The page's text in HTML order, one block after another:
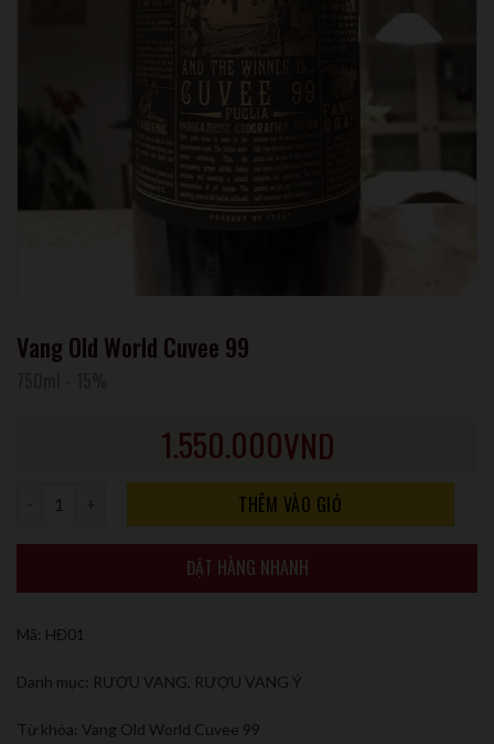
Vang Old World Cuvee 99
1.550.000VND
Số lượng THÊM VÀO GIỎ
ĐẶT HÀNG NHANH
Mã: HĐ01
Danh mục: RƯỢU VANG RƯỢU VANG Ý
Từ khóa: Vang Old World Cuvee 99